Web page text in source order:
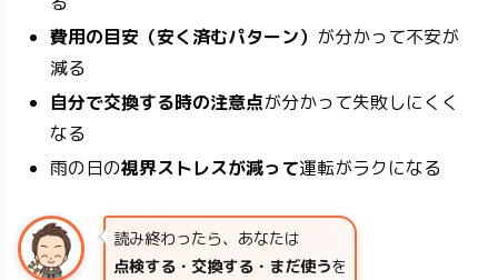
費用の目安（安く済むパターン） が分かって不安が
減る
自分で交換する時の注意点が分かって失敗しにくく
なる
雨の日の視界ストレスが減って運転がラクになる
読み終わったら、あなたは
点検する・交換する・まだ使うを